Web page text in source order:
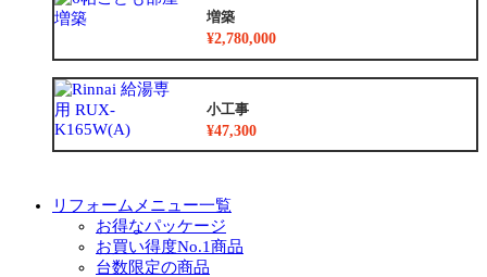
増築
¥2,780,000
小工事
¥47,300
リフォームメニュー一覧
お得なパッケージ
お買い得度No.1商品
台数限定の商品